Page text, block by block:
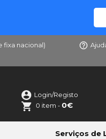
fixa nacional)
Login/Registo
0 item - 0€
Serviços de